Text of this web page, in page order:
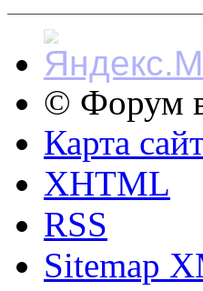
© Форум
Карта
XHTML
RSS
Sitemap